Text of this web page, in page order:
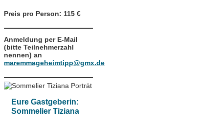
Preis pro Person: 115 €
Anmeldung per E-Mail
(bitte Teilnehmerzahl
nennen) an
maremmageheimtipp@gmx.de
Eure Gastgeberin:
Sommelier Tiziana